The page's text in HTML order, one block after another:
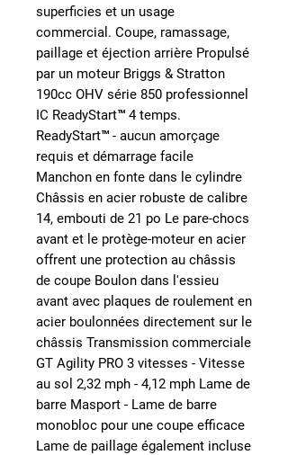
superficies et un usage
commercial. Coupe, ramassage,
paillage et éjection arrière Propulsé
par un moteur Briggs & Stratton
190cc OHV série 850 professionnel
IC ReadyStart™ 4 temps.
ReadyStart™ - aucun amorçage
requis et démarrage facile
Manchon en fonte dans le cylindre
Châssis en acier robuste de calibre
14, embouti de 21 po Le pare-chocs
avant et le protège-moteur en acier
offrent une protection au châssis
de coupe Boulon dans l'essieu
avant avec plaques de roulement en
acier boulonnées directement sur le
châssis Transmission commerciale
GT Agility PRO 3 vitesses - Vitesse
au sol 2,32 mph - 4,12 mph Lame de
barre Masport - Lame de barre
monobloc pour une coupe efficace
Lame de paillage également incluse